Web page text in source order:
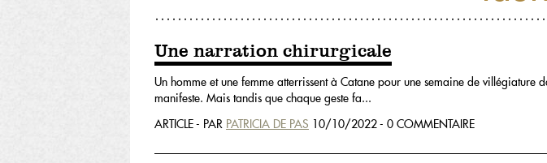
Une narration chirurgicale
Un homme et une femme atterrissent à Catane pour une semaine de villégiature
manifeste. Mais tandis que chaque geste fa...
ARTICLE - PAR PATRICIA DE PAS 10/10/2022 - 0 COMMENTAIRE